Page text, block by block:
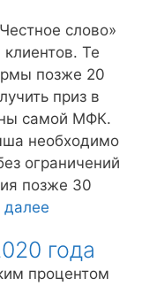
слово»
Те
позже 20
приз в
самой МФК.
необходимо
ограничений
позже 30
далее
слово»
погасит
года
процентом